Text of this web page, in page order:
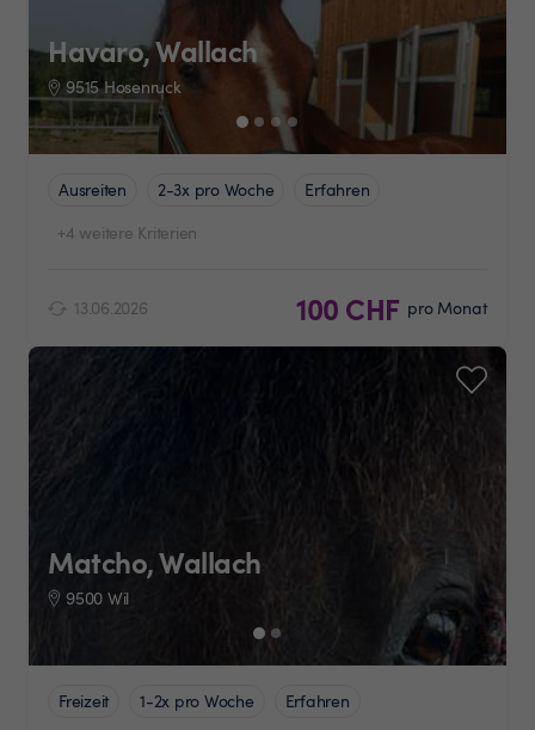
Havaro, Wallach
9515 Hosenruck
Ausreiten 2-3x pro Woche
Erfahren
+4 weitere Kriterien
13.06.2026 100 CHF pro Monat
Matcho, Wallach
9500 Wil
Freizeit 1-2x pro Woche
Erfahren